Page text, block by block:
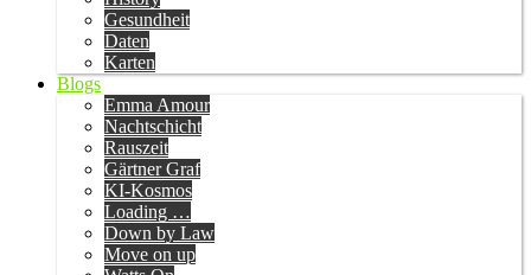
Gesundheit
Daten
Karten
Blogs
Emma Amour
Nachtschicht
Rauszeit
Gärtner Graf
KI-Kosmos
Loading …
Down by Law
Move on up